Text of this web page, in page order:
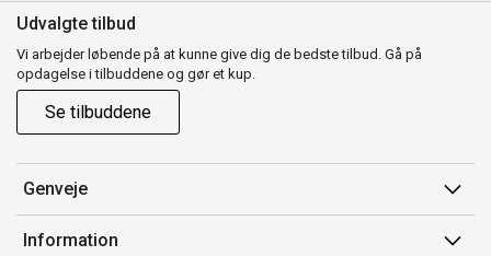
Udvalgte tilbud
Vi arbejder løbende på at kunne give dig de bedste tilbud. Gå på
opdagelse i tilbuddene og gør et kup.
Se tilbuddene
Genveje
Min side
Information